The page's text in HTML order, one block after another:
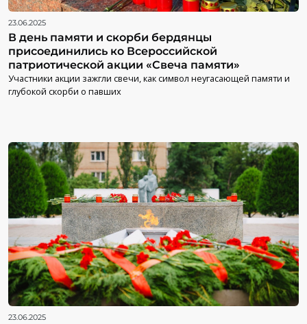
23.06.2025
В день памяти и скорби бердянцы
присоединились ко Всероссийской
патриотической акции «Свеча памяти»
Участники акции зажгли свечи, как символ неугасающей памяти и
глубокой скорби о павших
23.06.2025